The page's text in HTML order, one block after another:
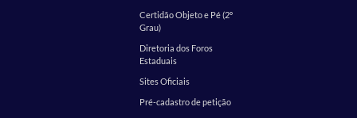
Certidão Objeto e Pé (2º
Grau)
Diretoria dos Foros
Estaduais
Sites Oficiais
Pré-cadastro de petição